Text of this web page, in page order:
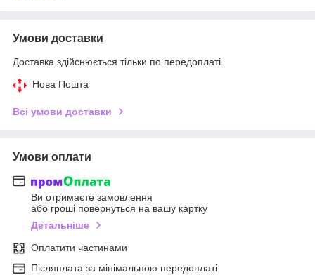
Умови доставки
Доставка здійснюється тільки по передоплаті.
Нова Пошта
Всі умови доставки
Умови оплати
Ви отримаєте замовлення
або гроші повернуться на вашу картку
Детальніше
Оплатити частинами
Післяплата за мінімальною передоплаті